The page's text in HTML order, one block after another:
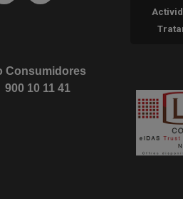
(abre en ventana nueva)
Consumidores
900 10 11 41